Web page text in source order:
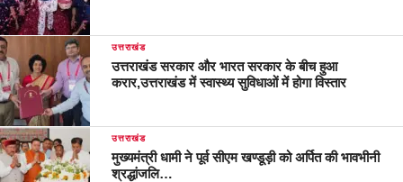
उत्तराखंड
उत्तराखंड सरकार और भारत सरकार के बीच हुआ
करार,उत्तराखंड में स्वास्थ्य सुविधाओं में होगा विस्तार
उत्तराखंड
मुख्यमंत्री धामी ने पूर्व सीएम खण्डूड़ी को अर्पित की भावभीनी
श्रद्धांजलि…